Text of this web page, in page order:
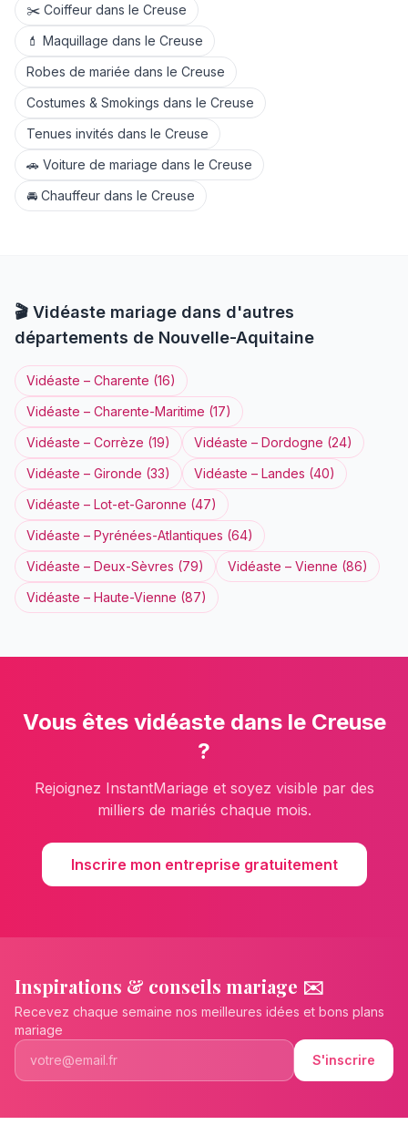
✂️ Coiffeur dans le Creuse
💄 Maquillage dans le Creuse
Robes de mariée dans le Creuse
Costumes & Smokings dans le Creuse
Tenues invités dans le Creuse
🚗 Voiture de mariage dans le Creuse
🚘 Chauffeur dans le Creuse
🎬 Vidéaste mariage dans d'autres
départements de Nouvelle-Aquitaine
Vidéaste – Charente (16)
Vidéaste – Charente-Maritime (17)
Vidéaste – Corrèze (19) Vidéaste – Dordogne (24)
Vidéaste – Gironde (33) Vidéaste – Landes (40)
Vidéaste – Lot-et-Garonne (47)
Vidéaste – Pyrénées-Atlantiques (64)
Vidéaste – Deux-Sèvres (79) Vidéaste – Vienne (86)
Vidéaste – Haute-Vienne (87)
Vous êtes vidéastedans le Creuse
?
Rejoignez InstantMariage et soyez visible par des
milliers de mariés chaque mois.
Inscrire mon entreprise gratuitement
Inspirations & conseils mariage ✉️
Recevez chaque semaine nos meilleures idées et bons plans
mariage
S'inscrire